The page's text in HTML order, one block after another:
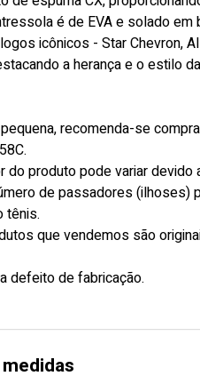
é de EVA e solado
icônicos - Star Chevron,
a herança e o estilo
recomenda-se
do produto pode variar
de passadores (ilhoses)
tênis.
que vendemos são
defeito de fabricação.